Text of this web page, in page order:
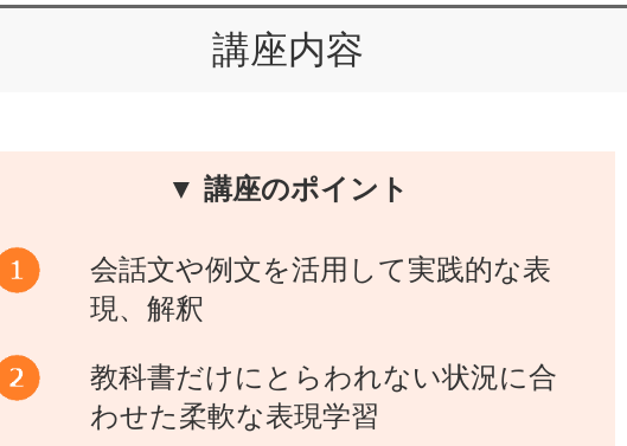
講座内容
▼ 講座のポイント
会話文や例文を活用して実践的な表
現、解釈
教科書だけにとらわれない状況に合
わせた柔軟な表現学習